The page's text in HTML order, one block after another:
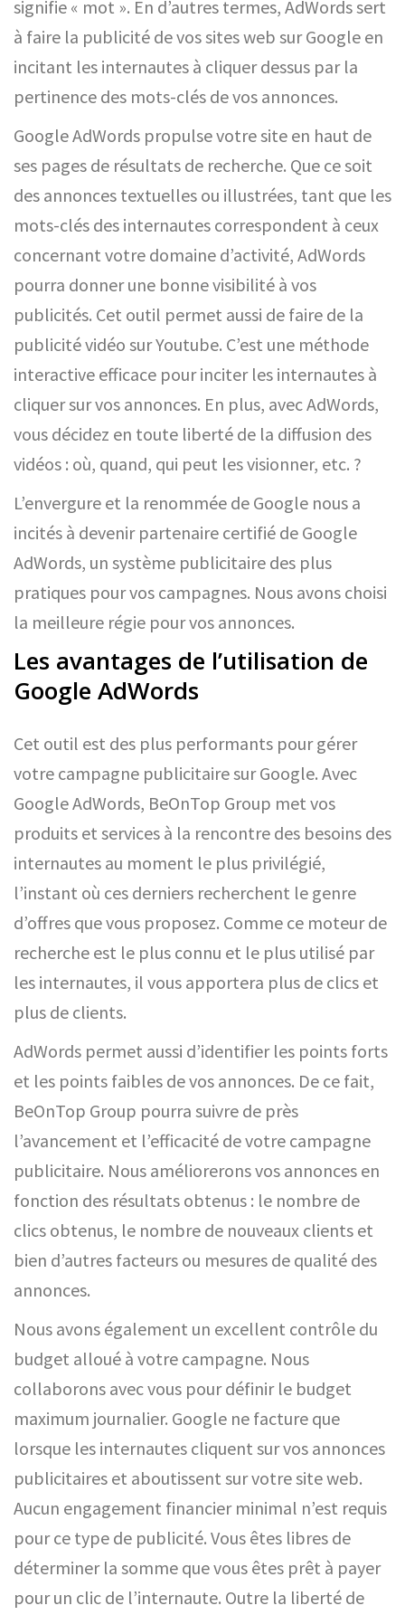
signifie « mot ». En d’autres termes, AdWords sert
à faire la publicité de vos sites web sur Google en
incitant les internautes à cliquer dessus par la
pertinence des mots-clés de vos annonces.
Google AdWords propulse votre site en haut de
ses pages de résultats de recherche. Que ce soit
des annonces textuelles ou illustrées, tant que les
mots-clés des internautes correspondent à ceux
concernant votre domaine d’activité, AdWords
pourra donner une bonne visibilité à vos
publicités. Cet outil permet aussi de faire de la
publicité vidéo sur Youtube. C’est une méthode
interactive efficace pour inciter les internautes à
cliquer sur vos annonces. En plus, avec AdWords,
vous décidez en toute liberté de la diffusion des
vidéos : où, quand, qui peut les visionner, etc. ?
L’envergure et la renommée de Google nous a
incités à devenir partenaire certifié de Google
AdWords, un système publicitaire des plus
pratiques pour vos campagnes. Nous avons choisi
la meilleure régie pour vos annonces.
Les avantages de l’utilisation de
Google AdWords
Cet outil est des plus performants pour gérer
votre campagne publicitaire sur Google. Avec
Google AdWords, BeOnTop Group met vos
produits et services à la rencontre des besoins des
internautes au moment le plus privilégié,
l’instant où ces derniers recherchent le genre
d’offres que vous proposez. Comme ce moteur de
recherche est le plus connu et le plus utilisé par
les internautes, il vous apportera plus de clics et
plus de clients.
AdWords permet aussi d’identifier les points forts
et les points faibles de vos annonces. De ce fait,
BeOnTop Group pourra suivre de près
l’avancement et l’efficacité de votre campagne
publicitaire. Nous améliorerons vos annonces en
fonction des résultats obtenus : le nombre de
clics obtenus, le nombre de nouveaux clients et
bien d’autres facteurs ou mesures de qualité des
annonces.
Nous avons également un excellent contrôle du
budget alloué à votre campagne. Nous
collaborons avec vous pour définir le budget
maximum journalier. Google ne facture que
lorsque les internautes cliquent sur vos annonces
publicitaires et aboutissent sur votre site web.
Aucun engagement financier minimal n’est requis
pour ce type de publicité. Vous êtes libres de
déterminer la somme que vous êtes prêt à payer
pour un clic de l’internaute. Outre la liberté de